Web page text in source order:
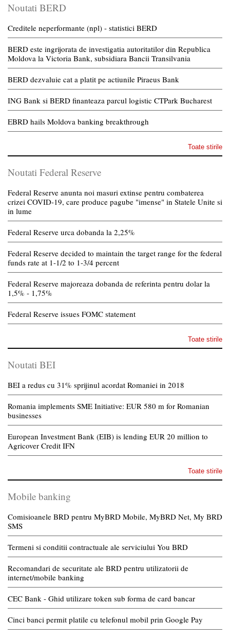
Noutati BERD
Creditele neperformante (npl) - statistici BERD
BERD este ingrijorata de investigatia autoritatilor din Republica
Moldova la Victoria Bank, subsidiara Bancii Transilvania
BERD dezvaluie cat a platit pe actiunile Piraeus Bank
ING Bank si BERD finanteaza parcul logistic CTPark Bucharest
EBRD hails Moldova banking breakthrough
Toate stirile
Noutati Federal Reserve
Federal Reserve anunta noi masuri extinse pentru combaterea
crizei COVID-19, care produce pagube "imense" in Statele Unite si
in lume
Federal Reserve urca dobanda la 2,25%
Federal Reserve decided to maintain the target range for the federal
funds rate at 1-1/2 to 1-3/4 percent
Federal Reserve majoreaza dobanda de referinta pentru dolar la
1,5% - 1,75%
Federal Reserve issues FOMC statement
Toate stirile
Noutati BEI
BEI a redus cu 31% sprijinul acordat Romaniei in 2018
Romania implements SME Initiative: EUR 580 m for Romanian
businesses
European Investment Bank (EIB) is lending EUR 20 million to
Agricover Credit IFN
Toate stirile
Mobile banking
Comisioanele BRD pentru MyBRD Mobile, MyBRD Net, My BRD
SMS
Termeni si conditii contractuale ale serviciului You BRD
Recomandari de securitate ale BRD pentru utilizatorii de
internet/mobile banking
CEC Bank - Ghid utilizare token sub forma de card bancar
Cinci banci permit platile cu telefonul mobil prin Google Pay